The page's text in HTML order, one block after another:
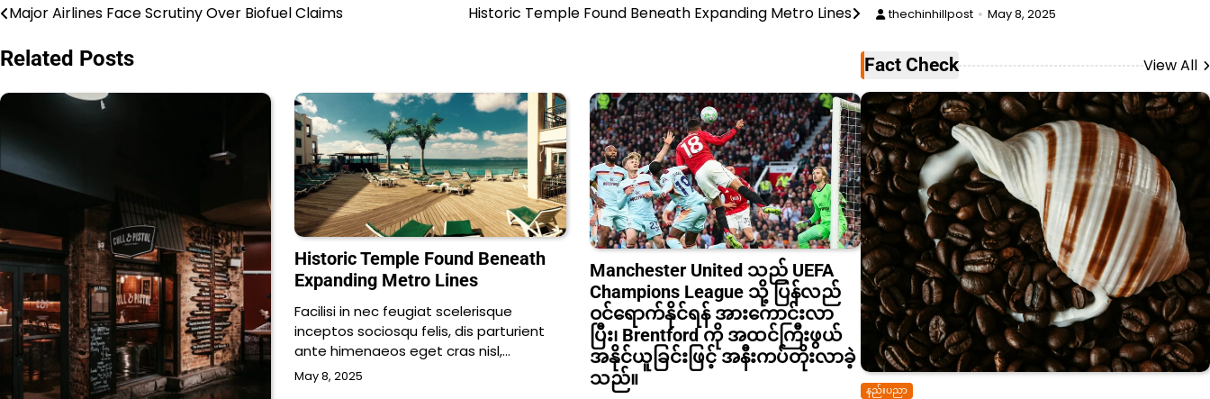
Post
navigation
Major Airlines Face Scrutiny Over Biofuel Claims Historic Temple Found Beneath Expanding Metro Lines
Related Posts
Historic Temple Found Beneath
Expanding Metro Lines
Facilisi in nec feugiat scelerisque
inceptos sociosqu felis, dis parturient
ante himenaeos eget cras nisl,…
May 8, 2025
Manchester United သည် UEFA
Champions League သို့ ပြန်လည်
ဝင်ရောက်နိုင်ရန် အားကောင်းလာ
ပြီး၊ Brentford ကို အထင်ကြီးဖွယ်
အနိုင်ယူခြင်းဖြင့် အနီးကပ်တိုးလာခဲ့
သည်။
thechinhillpost May 8, 2025
Fact Check View All
နည်းပညာ